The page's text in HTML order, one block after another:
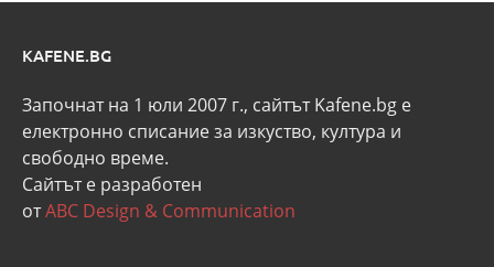
KAFENE.BG
Започнат на 1 юли 2007 г., сайтът Kafene.bg e
eлектронно списание за изкуство, култура и
свободно време.
Сайтът е разработен
отABC Design & Communication